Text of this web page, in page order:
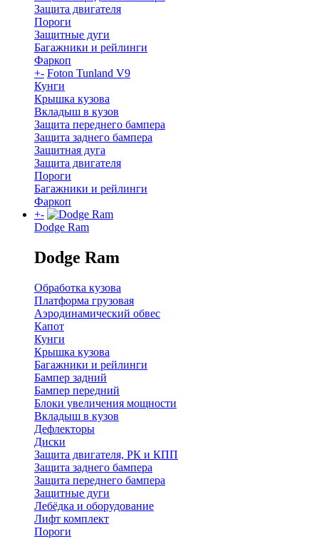
Защита двигателя
Пороги
Защитные дуги
Багажники и рейлинги
Фаркоп
+- Foton Tunland V9
Кунги
Крышка кузова
Вкладыш в кузов
Защита переднего бампера
Защита заднего бампера
Защитная дуга
Защита двигателя
Пороги
Багажники и рейлинги
Фаркоп
+-
Dodge Ram
Dodge Ram
Обработка кузова
Платформа грузовая
Аэродинамический обвес
Капот
Кунги
Крышка кузова
Багажники и рейлинги
Бампер задний
Бампер передний
Блоки увеличения мощности
Вкладыш в кузов
Дефлекторы
Диски
Защита двигателя, РК и КПП
Защита заднего бампера
Защита переднего бампера
Защитные дуги
Лебёдка и оборудование
Лифт комплект
Пороги